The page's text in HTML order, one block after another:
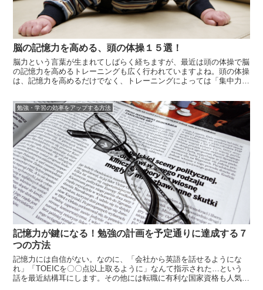
脳の記憶力を高める、頭の体操１５選！
脳力という言葉が生まれてしばらく経ちますが、最近は頭の体操で脳
の記憶力を高めるトレーニングも広く行われていますよね。頭の体操
は、記憶力を高めるだけでなく、トレーニングによっては「集中力を
脳の記憶力を高める頭の体操を紹介します。ではご覧ください。記憶
力を高める...
勉強・学習の効率をアップする方法
記憶力が鍵になる！勉強の計画を予定通りに達成する７
つの方法
記憶力には自信がない。なのに、「会社から英語を話せるようにな
れ」「TOEICを〇〇点以上取るように」なんて指示された…という
話を最近結構耳にします。その他には転職に有利な国家資格も人気が